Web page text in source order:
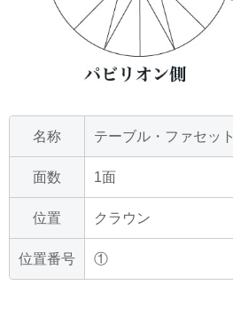
名称
面数
位置
位置番号
テーブル・ファセット
1面
クラウン
①